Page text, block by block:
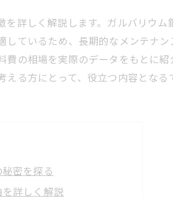
詳しく解説します。ガルバリウム
ているため、長期的なメンテナン
の相場を実際のデータをもとに
る方にとって、役立つ内容となる
密を探る
詳しく解説